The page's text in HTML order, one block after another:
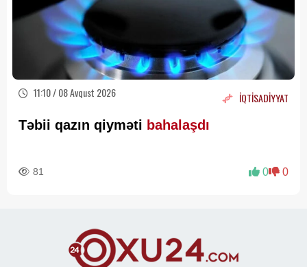
11:10 / 08 Avqust 2026 İQTİSADİYYAT
Təbii qazın qiyməti bahalaşdı
81 0 0